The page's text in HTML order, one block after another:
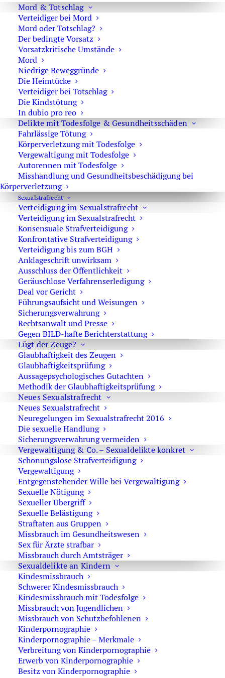
Mord & Totschlag
Verteidiger bei Mord
Mord oder Totschlag?
Der bedingte Vorsatz
Vorsatzkritische Umstände
Mord
Niedrige Beweggründe
Die Heimtücke
Verteidiger bei Totschlag
Die Kindstötung
In dubio pro reo
Delikte mit Todesfolge & Gesundheitsschäden
Fahrlässige Tötung
Körperverletzung mit Todesfolge
Vergewaltigung mit Todesfolge
Autorennen mit Todesfolge
Misshandlung und Gesundheitsbeschädigung bei
Körperverletzung
Sexual­strafrecht
Verteidigung im Sexualstrafrecht
Verteidigung im Sexualstrafrecht
Konsensuale Strafverteidigung
Konfrontative Strafverteidigung
Verteidigung bis zum BGH
Anklageschrift unwirksam
Ausschluss der Öffentlichkeit
Geräuschlose Verfahrenserledigung
Deal vor Gericht
Führungsaufsicht und Weisungen
Sicherungsverwahrung
Rechtsanwalt und Presse
Gegen BILD-hafte Berichterstattung
Lügt der Zeuge?
Glaubhaftigkeit des Zeugen
Glaubhaftigkeitsprüfung
Aussagepsychologisches Gutachten
Methodik der Glaubhaftigkeitsprüfung
Neues Sexualstrafrecht
Neues Sexualstrafrecht
Neuregelungen im Sexualstrafrecht 2016
Die sexuelle Handlung
Sicherungsverwahrung vermeiden
Vergewaltigung & Co. – Sexualdelikte konkret
Schonungslose Strafverteidigung
Vergewaltigung
Entgegenstehender Wille bei Vergewaltigung
Sexuelle Nötigung
Sexueller Übergriff
Sexuelle Belästigung
Straftaten aus Gruppen
Missbrauch im Gesundheitswesen
Sex für Ärzte strafbar
Missbrauch durch Amtsträger
Sexualdelikte an Kindern
Kindesmissbrauch
Schwerer Kindesmissbrauch
Kindesmissbrauch mit Todesfolge
Missbrauch von Jugendlichen
Missbrauch von Schutzbefohlenen
Kinderpornographie
Kinderpornographie – Merkmale
Verbreitung von Kinderpornographie
Erwerb von Kinderpornographie
Besitz von Kinderpornographie
Untersuchungsgefangenen und konkretisiert die
Anforderungen an eine zügige Verfahrensführung in
Haftsachen.
Das interessiert Sie vielleicht auch:
MPU nach Trunkenheitsfahrt
Reform Sexualstrafrecht – Neue Vorschläge
Ausländischer Führerschein in Deutschland
Aktuelle Rechtsprechung zu Cannabis – Drogen am
Steuer
Fahren ohne Versicherungsschutz
Blutentnahme durch die Polizei bei einer
Verkehrskontrolle
Führerschein vorläufig entzogen – was tun?
E-Scooter – Fahren unter Drogen oder Alkohol
Strafverteidiger-Notruf (z. B. bei
Festnahme oder
Hausdurchsuchungen):
0171 65 43 669
Sie erreichen die Anwaltskanzlei an den
Wochentagen über das Sekretariat.
Die Sekretärinnen sind zur Verschwiegenheit
verpflichtet. Erforderliche Erstinformationen
können Sie ihnen anvertrauen.
Rechtsanwalt Oliver Marson
Adresse: Kurfürstendamm 66, 10707 Berlin
Telefon:+49 30 720 22 970